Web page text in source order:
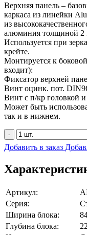
Верхняя панель –
каркаса из линейки
из
алюминия толщиной 2
Используется при
крейте.
Монтируется к
входит):
Фиксатор верхней
Винт оцинк. пот.
Винт с п/кр головкой
Может быть
так и в нижнем.
-
Добавить в заказ
Артикул:
Серия:
Ширина блока:
Глубина блока: